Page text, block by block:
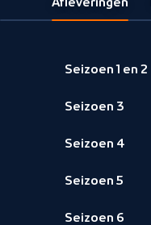
Seizoen 1 en 2
Seizoen 3
Seizoen 4
Seizoen 5
Seizoen 6